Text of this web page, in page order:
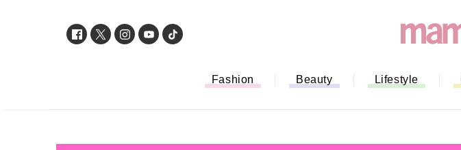
Fashion Beauty Lifestyle